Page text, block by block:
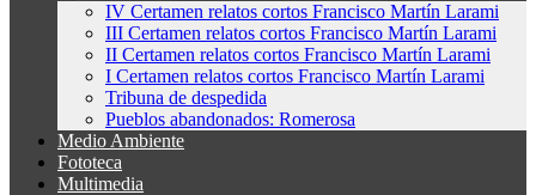
IV Certamen relatos cortos Francisco Martín Larami
III Certamen relatos cortos Francisco Martín Larami
II Certamen relatos cortos Francisco Martín Larami
I Certamen relatos cortos Francisco Martín Larami
Tribuna de despedida
Pueblos abandonados: Romerosa
Medio Ambiente
Fototeca
Multimedia